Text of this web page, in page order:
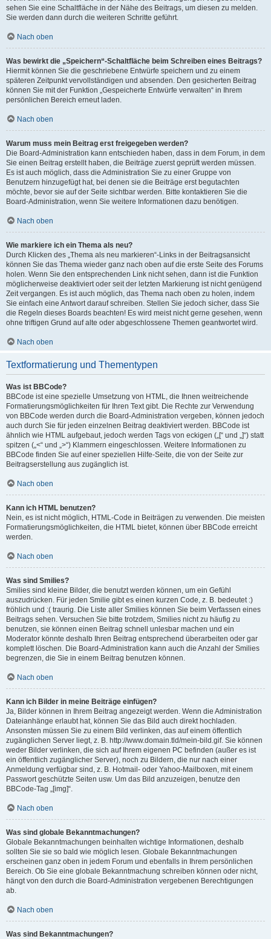
sehen Sie eine Schaltfläche in der Nähe des Beitrags, um diesen zu melden.
Sie werden dann durch die weiteren Schritte geführt.
Nach oben
Was bewirkt die „Speichern“-Schaltfläche beim Schreiben eines Beitrags?
Hiermit können Sie die geschriebene Entwürfe speichern und zu einem
späteren Zeitpunkt vervollständigen und absenden. Den gesicherten Beitrag
können Sie mit der Funktion „Gespeicherte Entwürfe verwalten“ in Ihrem
persönlichen Bereich erneut laden.
Nach oben
Warum muss mein Beitrag erst freigegeben werden?
Die Board-Administration kann entschieden haben, dass in dem Forum, in dem
Sie einen Beitrag erstellt haben, die Beiträge zuerst geprüft werden müssen.
Es ist auch möglich, dass die Administration Sie zu einer Gruppe von
Benutzern hinzugefügt hat, bei denen sie die Beiträge erst begutachten
möchte, bevor sie auf der Seite sichtbar werden. Bitte kontaktieren Sie die
Board-Administration, wenn Sie weitere Informationen dazu benötigen.
Nach oben
Wie markiere ich ein Thema als neu?
Durch Klicken des „Thema als neu markieren“-Links in der Beitragsansicht
können Sie das Thema wieder ganz nach oben auf die erste Seite des Forums
holen. Wenn Sie den entsprechenden Link nicht sehen, dann ist die Funktion
möglicherweise deaktiviert oder seit der letzten Markierung ist nicht genügend
Zeit vergangen. Es ist auch möglich, das Thema nach oben zu holen, indem
Sie einfach eine Antwort darauf schreiben. Stellen Sie jedoch sicher, dass Sie
die Regeln dieses Boards beachten! Es wird meist nicht gerne gesehen, wenn
ohne triftigen Grund auf alte oder abgeschlossene Themen geantwortet wird.
Nach oben
Textformatierung und Thementypen
Was ist BBCode?
BBCode ist eine spezielle Umsetzung von HTML, die Ihnen weitreichende
Formatierungsmöglichkeiten für Ihren Text gibt. Die Rechte zur Verwendung
von BBCode werden durch die Board-Administration vergeben, können jedoch
auch durch Sie für jeden einzelnen Beitrag deaktiviert werden. BBCode ist
ähnlich wie HTML aufgebaut, jedoch werden Tags von eckigen („[“ und „]“) statt
spitzen („<“ und „>“) Klammern eingeschlossen. Weitere Informationen zu
BBCode finden Sie auf einer speziellen Hilfe-Seite, die von der Seite zur
Beitragserstellung aus zugänglich ist.
Nach oben
Kann ich HTML benutzen?
Nein, es ist nicht möglich, HTML-Code in Beiträgen zu verwenden. Die meisten
Formatierungsmöglichkeiten, die HTML bietet, können über BBCode erreicht
werden.
Nach oben
Was sind Smilies?
Smilies sind kleine Bilder, die benutzt werden können, um ein Gefühl
auszudrücken. Für jeden Smilie gibt es einen kurzen Code, z. B. bedeutet :)
fröhlich und :( traurig. Die Liste aller Smilies können Sie beim Verfassen eines
Beitrags sehen. Versuchen Sie bitte trotzdem, Smilies nicht zu häufig zu
benutzen, sie können einen Beitrag schnell unlesbar machen und ein
Moderator könnte deshalb Ihren Beitrag entsprechend überarbeiten oder gar
komplett löschen. Die Board-Administration kann auch die Anzahl der Smilies
begrenzen, die Sie in einem Beitrag benutzen können.
Nach oben
Kann ich Bilder in meine Beiträge einfügen?
Ja, Bilder können in Ihrem Beitrag angezeigt werden. Wenn die Administration
Dateianhänge erlaubt hat, können Sie das Bild auch direkt hochladen.
Ansonsten müssen Sie zu einem Bild verlinken, das auf einem öffentlich
zugänglichen Server liegt, z. B. http://www.domain.tld/mein-bild.gif. Sie können
weder Bilder verlinken, die sich auf Ihrem eigenen PC befinden (außer es ist
ein öffentlich zugänglicher Server), noch zu Bildern, die nur nach einer
Anmeldung verfügbar sind, z. B. Hotmail- oder Yahoo-Mailboxen, mit einem
Passwort geschützte Seiten usw. Um das Bild anzuzeigen, benutze den
BBCode-Tag „[img]“.
Nach oben
Was sind globale Bekanntmachungen?
Globale Bekanntmachungen beinhalten wichtige Informationen, deshalb
sollten Sie sie so bald wie möglich lesen. Globale Bekanntmachungen
erscheinen ganz oben in jedem Forum und ebenfalls in Ihrem persönlichen
Bereich. Ob Sie eine globale Bekanntmachung schreiben können oder nicht,
hängt von den durch die Board-Administration vergebenen Berechtigungen
ab.
Nach oben
Was sind Bekanntmachungen?